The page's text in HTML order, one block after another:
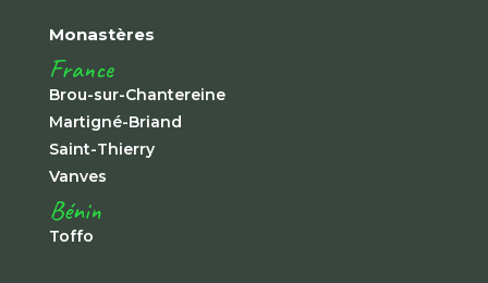
Monastères
France
Brou-sur-Chantereine
Martigné-Briand
Saint-Thierry
Vanves
Bénin
Toffo